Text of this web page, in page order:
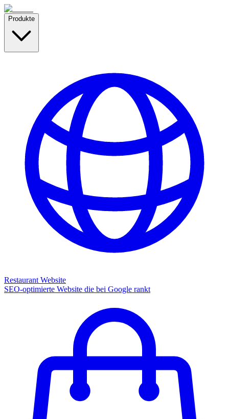
Produkte
Restaurant Website
SEO-optimierte Website die bei Google rankt